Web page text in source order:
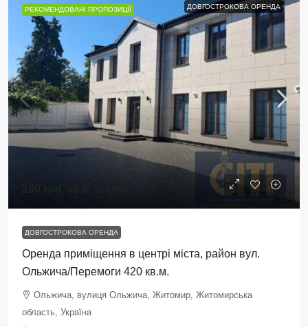
РЕКОМЕНДОВАНІ ПРОПОЗИЦІЇ ДОВГОСТРОКОВА ОРЕНДА
ДОВГОСТРОКОВА ОРЕНДА
Оренда приміщення в центрі міста, район вул.
Ольжича/Перемоги 420 кв.м.
Ольжича, вулиця Ольжича, Житомир, Житомирська
область, Україна